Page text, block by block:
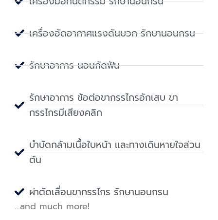
เครื่องอัดอากาศแรงดันบวก รักษานอนกรน
รักษาอาการ นอนกัดฟัน
รักษาอาการ ข้อต่อขากรรไกรอักเสบ ขา
กรรไกรมีเสียงคลิก
บำบัดกล้ามเนื้อใบหน้า และทางเดินหายใจส่วน
ต้น
ผ่าตัดเลื่อนขากรรไกร รักษานอนกรน
…and much more!